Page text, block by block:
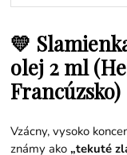
💛
olej 2 ml
Francúzsko)
Vzácny, vysoko
známy ako„tekuté